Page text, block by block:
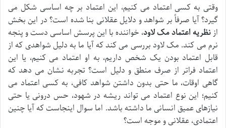
وقتی به کسی اعتماد می کنیم، این اعتماد بر چه اساسی شکل می
گیرد؟ آیا صرفاً بر شواهد و دلایل عقلانی بنا شده است؟ در این بخش
ازنظریه اعتماد مک لاود، خواننده با این پرسش اساسی دست و پنجه
نرم می کند. مک لاود بررسی می کند که آیا ما به دلیل شواهدی که از
قابل اعتماد بودن یک شخص داریم، به او اعتماد می کنیم، یا این
اعتماد فراتر از صرف منطق و دلیل است؟ تجربه نشان می دهد که
گاهی اوقات، ما حتی بدون داشتن شواهد کافی، به کسی اعتماد می
کنیم؛ این نوع اعتماد می تواند ریشه در شهود، حس درونی یا حتی
نیازهای عمیق انسانی ما داشته باشد. اما سوال اینجاست که آیا چنین
اعتمادی، عقلانی و موجه است؟